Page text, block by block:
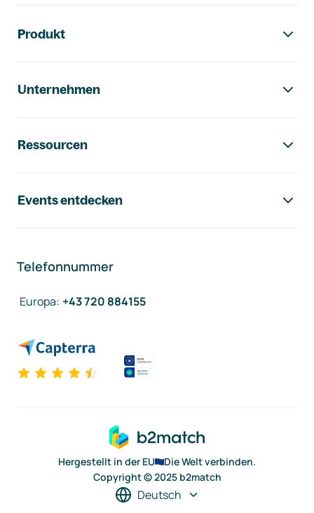
Produkt
Unternehmen
Ressourcen
Events entdecken
Telefonnummer
Europa: +43 720 884155
Hergestellt in der EU
Die Welt verbinden.
Copyright © 2025 b2match
Deutsch